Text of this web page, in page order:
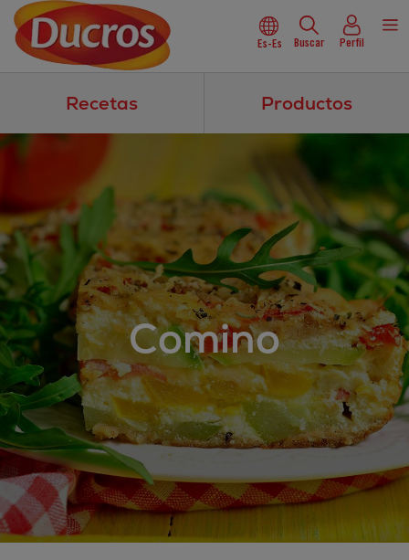
Es-Es Buscar Perfil
Recetas Productos
Comino